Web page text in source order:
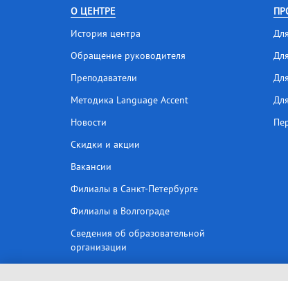
О ЦЕНТРЕ
История центра
Обращение руководителя
Преподаватели
Методика Language Accent
Новости
Скидки и акции
Вакансии
Филиалы в Санкт-Петербурге
Филиалы в Волгограде
Сведения об образовательной
организации